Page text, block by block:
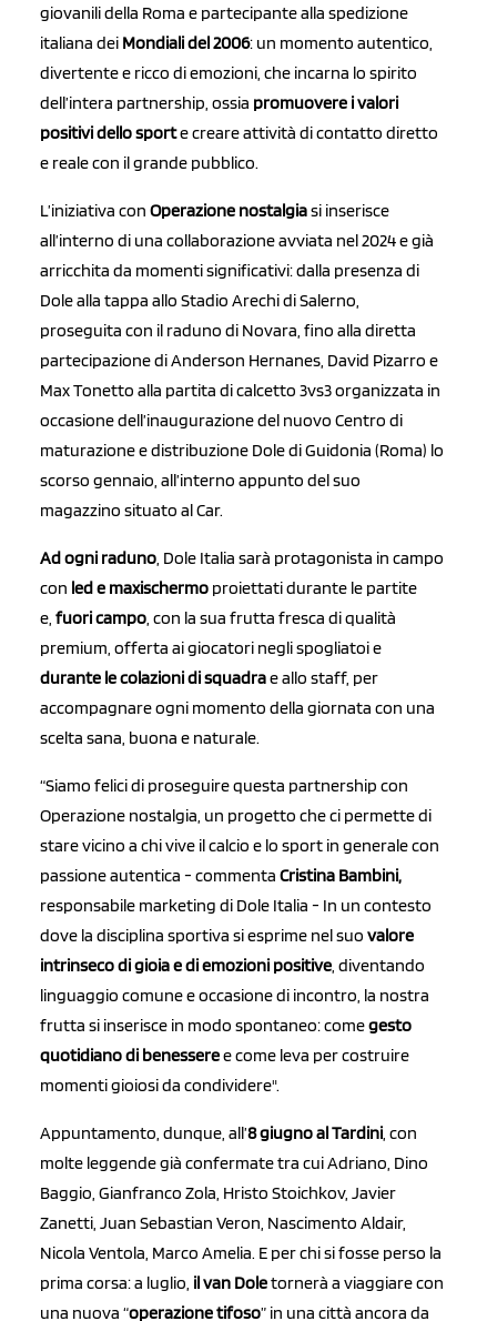
giovanili della Roma e partecipante alla spedizione
italiana dei Mondiali del 2006: un momento autentico,
divertente e ricco di emozioni, che incarna lo spirito
dell’intera partnership, ossia promuovere i valori
positivi dello sporte creare attività di contatto diretto
e reale con il grande pubblico.
L’iniziativa con Operazione nostalgiasi inserisce
all’interno di una collaborazione avviata nel 2024 e già
arricchita da momenti significativi: dalla presenza di
Dole alla tappa allo Stadio Arechi di Salerno,
proseguita con il raduno di Novara, fino alla diretta
partecipazione di Anderson Hernanes, David Pizarro e
Max Tonetto alla partita di calcetto 3vs3 organizzata in
occasione dell’inaugurazione del nuovo Centro di
maturazione e distribuzione Dole di Guidonia (Roma) lo
scorso gennaio, all’interno appunto del suo
magazzino situato al Car.
Ad ogni raduno, Dole Italia sarà protagonista in campo
con led e maxischermo proiettati durante le partite
e, fuori campo, con la sua frutta fresca di qualità
premium, offerta ai giocatori negli spogliatoi e
durante le colazioni di squadrae allo staff, per
accompagnare ogni momento della giornata con una
scelta sana, buona e naturale.
“Siamo felici di proseguire questa partnership con
Operazione nostalgia, un progetto che ci permette di
stare vicino a chi vive il calcio e lo sport in generale con
passione autentica - commenta Cristina Bambini,
responsabile marketing di Dole Italia - In un contesto
dove la disciplina sportiva si esprime nel suo valore
intrinseco di gioia e di emozioni positive, diventando
linguaggio comune e occasione di incontro, la nostra
frutta si inserisce in modo spontaneo: comegesto
quotidiano di benesseree come leva per costruire
momenti gioiosi da condividere".
Appuntamento, dunque, all’8 giugno al Tardini, con
molte leggende già confermate tra cui Adriano, Dino
Baggio, Gianfranco Zola, Hristo Stoichkov, Javier
Zanetti, Juan Sebastian Veron, Nascimento Aldair,
Nicola Ventola, Marco Amelia. E per chi si fosse perso la
prima corsa: a luglio, il van Doletornerà a viaggiare con
una nuova “operazione tifoso” in una città ancora da